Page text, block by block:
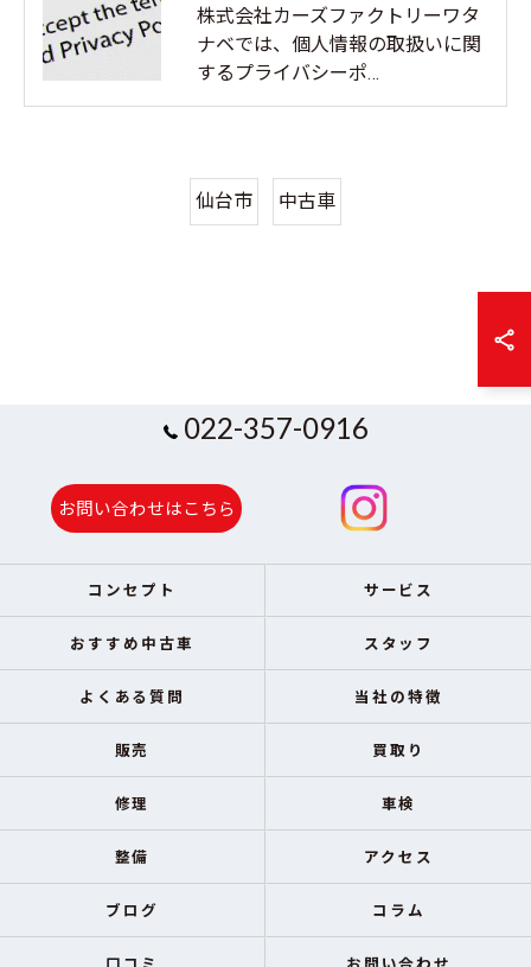
株式会社カーズファクトリーワタ
ナベでは、個人情報の取扱いに関
するプライバシーポ…
仙台市 中古車
022-357-0916
お問い合わせはこちら
コンセプト サービス
おすすめ中古車 スタッフ
よくある質問 当社の特徴
販売 買取り
修理 車検
整備 アクセス
ブログ コラム